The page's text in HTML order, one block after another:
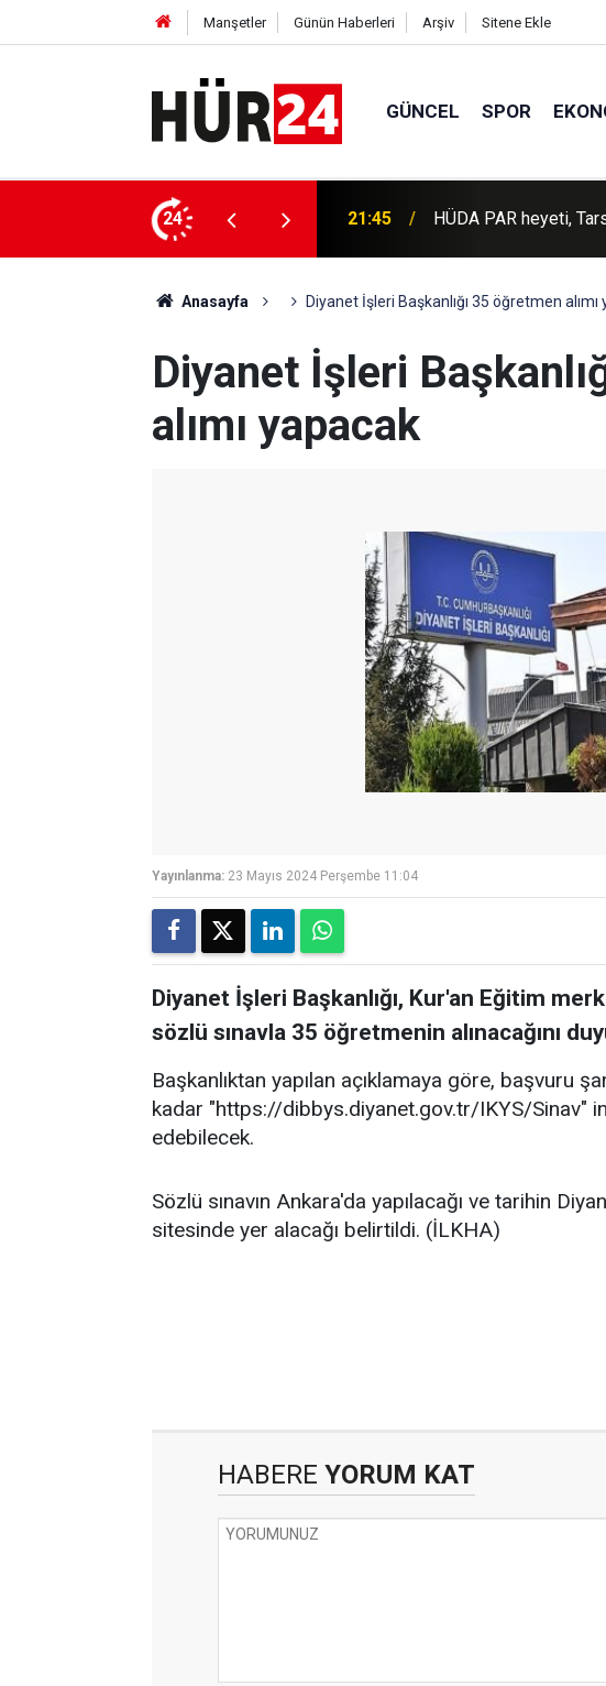
Manşetler Günün Haberleri Arşiv Sitene Ekle
GÜNCEL SPOR
24 21:43 MGK bildirisi
Anasayfa Diyanet İşleri Başkanlığı 35 öğretmen alımı
Diyanet İşleri
alımı yapacak
Yayınlanma: 23 Mayıs 2024 Perşembe 11:04
Diyanet İşleri Başkanlığı, Kur'an Eğitim
sözlü sınavla 35 öğretmenin alınacağını
Başkanlıktan yapılan açıklamaya göre, başvuru
kadar "https://dibbys.diyanet.gov.tr/IKYS/Sinav"
edebilecek.
Sözlü sınavın Ankara'da yapılacağı ve tarihin
sitesinde yer alacağı belirtildi. (İLKHA)
HABERE YORUM KAT